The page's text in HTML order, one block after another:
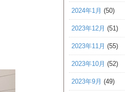
2024年1月 (50)
2023年12月 (51)
2023年11月 (55)
2023年10月 (52)
2023年9月 (49)